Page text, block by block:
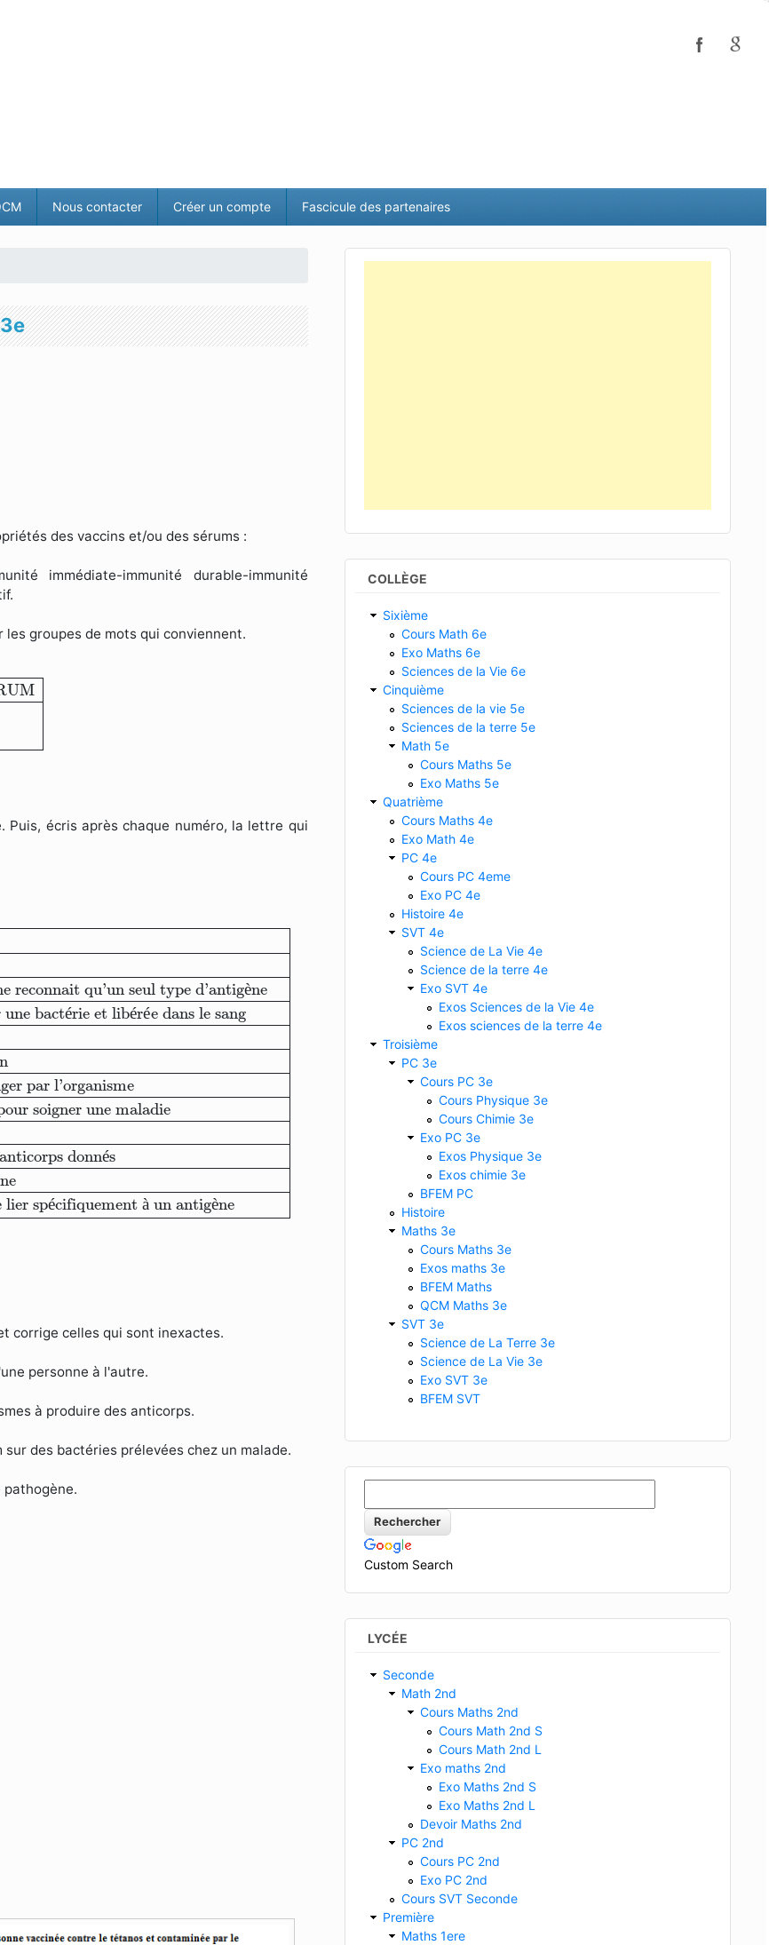
Nous contacter Créer un compte Fascicule des partenaires
des vaccins et/ou des sérums :
immédiate-immunité durable-immunité
groupes de mots qui conviennent.
Puis, écris après chaque numéro, la lettre qui
reconnait qu’un seul type d’antigène
une bactérie et libérée dans le sang
par l’organisme
soigner une maladie
donnés
ne
lier spécifiquement à un antigène
bactéries2-Sérumb- Propriété d’un anticorps qui ne reconnait qu’un seul type d’antigène
corrige celles qui sont inexactes.
personne à l'autre.
à produire des anticorps.
des bactéries prélevées chez un malade.
COLLÈGE
Sixième
Cours Math 6e
Exo Maths 6e
Sciences de la Vie 6e
Cinquième
Sciences de la vie 5e
Sciences de la terre 5e
Math 5e
Cours Maths 5e
Exo Maths 5e
Quatrième
Cours Maths 4e
Exo Math 4e
PC 4e
Cours PC 4eme
Exo PC 4e
Histoire 4e
SVT 4e
Science de La Vie 4e
Science de la terre 4e
Exo SVT 4e
Exos Sciences de la Vie 4e
Exos sciences de la terre 4e
Troisième
PC 3e
Cours PC 3e
Cours Physique 3e
Cours Chimie 3e
Exo PC 3e
Exos Physique 3e
Exos chimie 3e
BFEM PC
Histoire
Maths 3e
Cours Maths 3e
Exos maths 3e
BFEM Maths
QCM Maths 3e
SVT 3e
Science de La Terre 3e
Science de La Vie 3e
Exo SVT 3e
BFEM SVT
Custom Search
LYCÉE
Seconde
Math 2nd
Cours Maths 2nd
Cours Math 2nd S
Cours Math 2nd L
Exo maths 2nd
Exo Maths 2nd S
Exo Maths 2nd L
Devoir Maths 2nd
PC 2nd
Cours PC 2nd
Exo PC 2nd
Cours SVT Seconde
Première
Maths 1ere